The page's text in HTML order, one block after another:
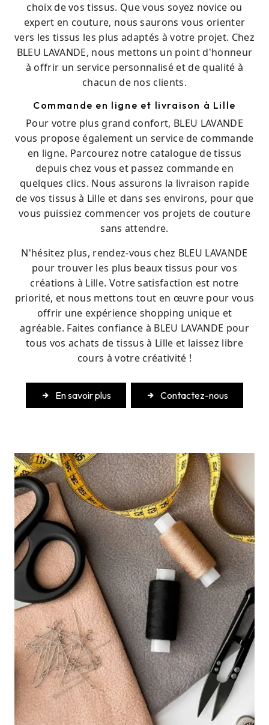
choix de vos tissus. Que vous soyez novice ou
expert en couture, nous saurons vous orienter
vers les tissus les plus adaptés à votre projet. Chez
BLEU LAVANDE, nous mettons un point d'honneur
à offrir un service personnalisé et de qualité à
chacun de nos clients.
Commande en ligne et livraison à Lille
Pour votre plus grand confort, BLEU LAVANDE
vous propose également un service de commande
en ligne. Parcourez notre catalogue de tissus
depuis chez vous et passez commande en
quelques clics. Nous assurons la livraison rapide
de vos tissus à Lille et dans ses environs, pour que
vous puissiez commencer vos projets de couture
sans attendre.
N'hésitez plus, rendez-vous chez BLEU LAVANDE
pour trouver les plus beaux tissus pour vos
créations à Lille. Votre satisfaction est notre
priorité, et nous mettons tout en œuvre pour vous
offrir une expérience shopping unique et
agréable. Faites confiance à BLEU LAVANDE pour
tous vos achats de tissus à Lille et laissez libre
cours à votre créativité !
En savoir plus Contactez-nous